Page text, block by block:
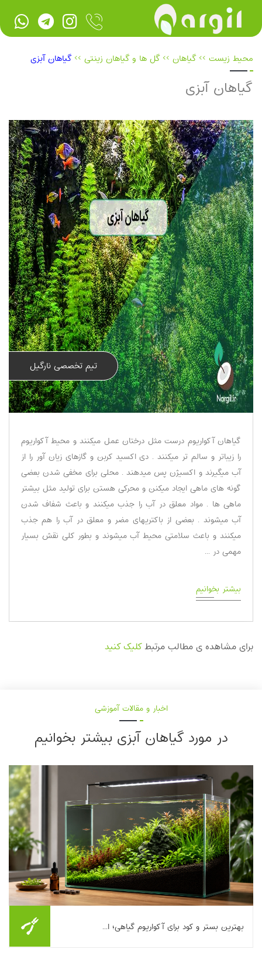
محیط زیست >> گیاهان >> گل ها و گیاهان زینتی >> گیاهان آبزی
گیاهان آبزی
تیم تخصصی نارگیل
گیاهان آکواریوم درست مثل درختان عمل میکنند و محیط آکواریوم
را زیباتر و سالم تر میکنند . دی اکسید کربن و گازهای زیان آور را از
آب میگیرند و اکسیژن پس میدهند . محلی برای مخفی شدن بعضی
گونه های ماهی ایجاد میکنن و محرکی هستن برای تولید مثل بیشتر
ماهی ها . مواد معلق در آب را جذب میکنند و باعث شفاف شدن
آب میشوند . بعضی از باکتریهای مضر و معلق در آب را هم جذب
میکنند و باعث سلامتی محیط آب میشوند و بطور کلی نقش بسیار
مهمی در ...
بیشتر بخوانیم
برای مشاهده ی مطالب مرتبطکلیک کنید
اخبار و مقالات آموزشی
در مورد گیاهان آبزی بیشتر بخوانیم
اگر تا امروز چند بار آکواریوم گیاهی راه انداخته‌اید، احتمالا یک حقیقت
بهترین بستر و کود برای آکواریوم گیاهی؛ ا...